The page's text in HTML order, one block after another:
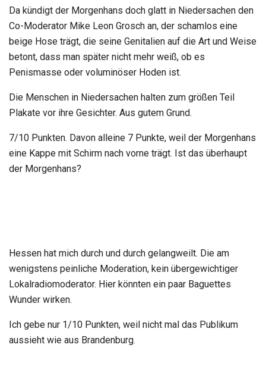
Da kündigt der Morgenhans doch glatt in Niedersachen den
Co-Moderator Mike Leon Grosch an, der schamlos eine
beige Hose trägt, die seine Genitalien auf die Art und Weise
betont, dass man später nicht mehr weiß, ob es
Penismasse oder voluminöser Hoden ist.
Die Menschen in Niedersachen halten zum größen Teil
Plakate vor ihre Gesichter. Aus gutem Grund.
7/10 Punkten. Davon alleine 7 Punkte, weil der Morgenhans
eine Kappe mit Schirm nach vorne trägt. Ist das überhaupt
der Morgenhans?
Hessen hat mich durch und durch gelangweilt. Die am
wenigstens peinliche Moderation, kein übergewichtiger
Lokalradiomoderator. Hier könnten ein paar Baguettes
Wunder wirken.
Ich gebe nur 1/10 Punkten, weil nicht mal das Publikum
aussieht wie aus Brandenburg.